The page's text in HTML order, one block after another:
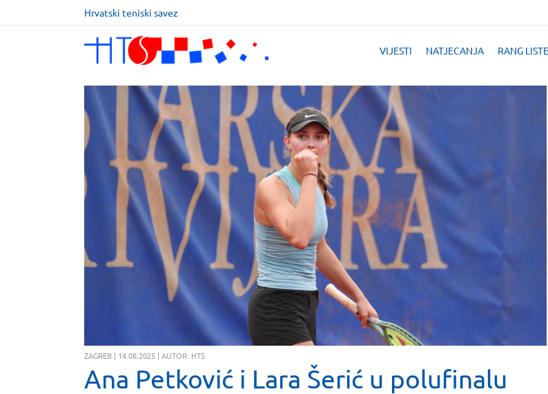
Hrvatski teniski savez
VIJESTI NATJECANJA RANG LISTE
ZAGREB | 14.08.2025 | AUTOR: HTS
Ana Petković i Lara Šerić u polufinalu